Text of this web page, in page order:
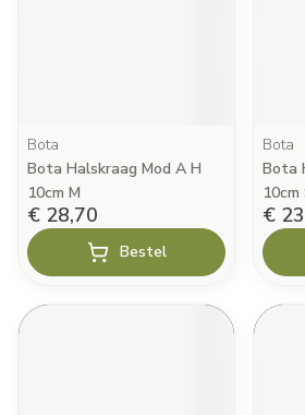
Bota
Bota Halskraag Mod A H
10cm M
€ 28,70
Bestel
Bota
Bota
€